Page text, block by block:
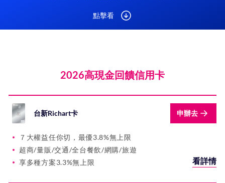
點擊看
2026高現金回饋信用卡
台新Richart卡 申辦去
７大權益任你切，最優3.8%無上限
超商/量販/交通/全台餐飲/網購/旅遊
享多種方案3.3%無上限
看詳情